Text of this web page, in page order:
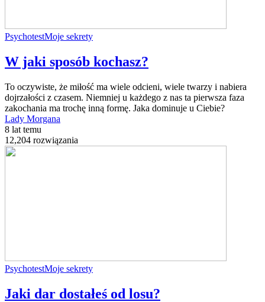
PsychotestMoje sekrety
W jaki sposób kochasz?
To oczywiste, że miłość ma wiele odcieni, wiele twarzy i nabiera
dojrzałości z czasem. Niemniej u każdego z nas ta pierwsza faza
zakochania ma trochę inną formę. Jaka dominuje u Ciebie?
Lady Morgana
8 lat temu
12,204 rozwiązania
PsychotestMoje sekrety
Jaki dar dostałeś od losu?